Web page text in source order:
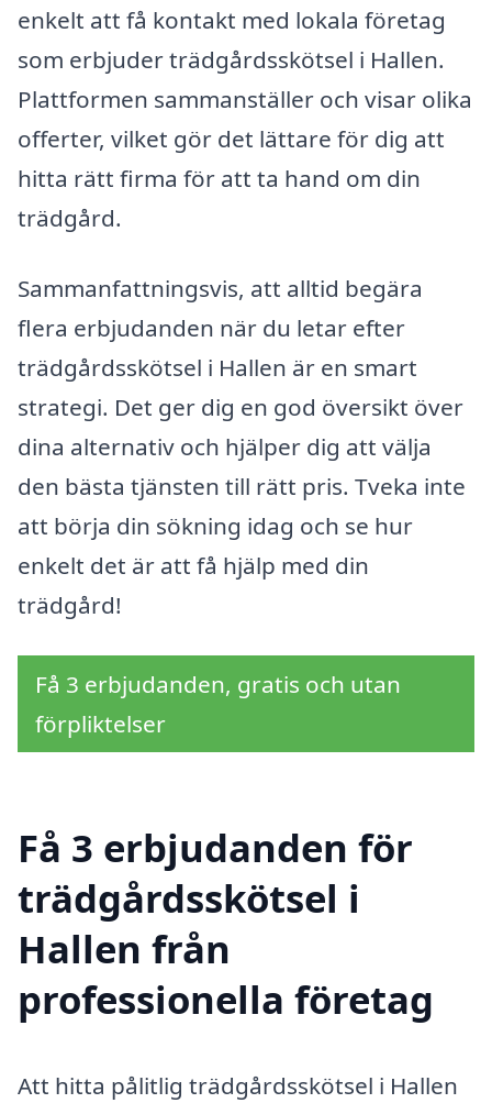
enkelt att få kontakt med lokala företag
som erbjuder trädgårdsskötsel i Hallen.
Plattformen sammanställer och visar olika
offerter, vilket gör det lättare för dig att
hitta rätt firma för att ta hand om din
trädgård.
Sammanfattningsvis, att alltid begära
flera erbjudanden när du letar efter
trädgårdsskötsel i Hallen är en smart
strategi. Det ger dig en god översikt över
dina alternativ och hjälper dig att välja
den bästa tjänsten till rätt pris. Tveka inte
att börja din sökning idag och se hur
enkelt det är att få hjälp med din
trädgård!
Få 3 erbjudanden, gratis och utan
förpliktelser
Få 3 erbjudanden för
trädgårdsskötsel i
Hallen från
professionella företag
Att hitta pålitlig trädgårdsskötsel i Hallen